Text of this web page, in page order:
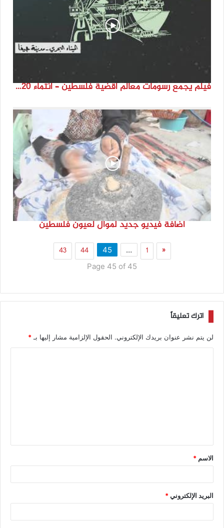
فيلم يجمع رسومات معالم أقضية فلسطين – انتماء 2020
اضافة فيديو جديد لموال لعيون فلسطين
«
1
…
43 44
45
Page 45 of 45
اترك تعليقاً
لن يتم نشر عنوان بريدك الإلكتروني. الحقول الإلزامية مشار إليها بـ *
الاسم *
البريد الإلكتروني*